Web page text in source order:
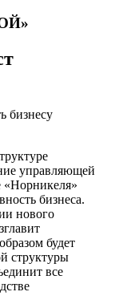
управляющей
«Норникеля»
бизнеса.
нового
будет
структуры
все